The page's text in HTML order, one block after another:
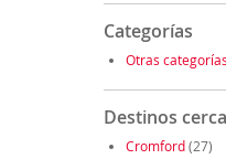
Categorías
Otras categorías
Destinos
Cromford(27)